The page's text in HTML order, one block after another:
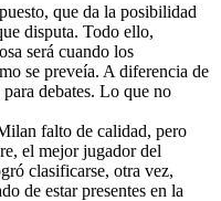
que da la posibilidad
disputa. Todo ello,
será cuando los
se preveía. A diferencia de
debates. Lo que no
falto de calidad, pero
el mejor jugador del
clasificarse, otra vez,
de estar presentes en la